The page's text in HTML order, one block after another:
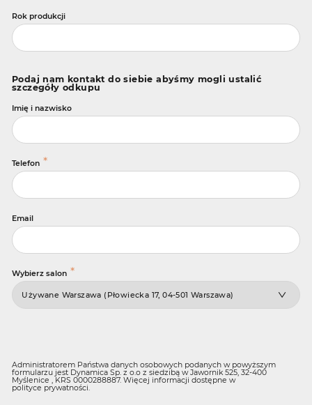
Rok produkcji
Podaj nam kontakt do siebie abyśmy mogli ustalić
szczegóły odkupu
Imię i nazwisko
Telefon *
Email
Wybierz salon *
Administratorem Państwa danych osobowych podanych w powyższym
formularzu jest Dynamica Sp. z o.o z siedzibą w Jawornik 525, 32-400
Myślenice , KRS 0000288887. Więcej informacji dostępne w
polityce prywatności